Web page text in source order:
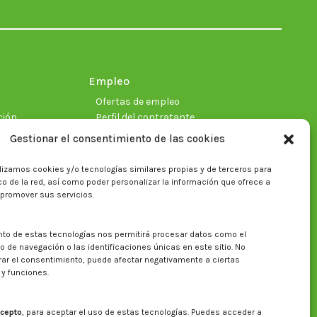
Gestionar el consentimiento de las cookies
cookies y/o tecnologías similares propias y de terceros para
de la red, así como poder personalizar la información que ofrece a
sus servicios.
de estas tecnologías nos permitirá procesar datos como el
de navegación o las identificaciones únicas en este sitio. No
el consentimiento, puede afectar negativamente a ciertas
funciones.
, para aceptar el uso de estas tecnologías. Puedes acceder a
new new new new new new
Empleo
Ofertas de empleo
Perfil del contratante
Buscar en la web del CITA
Buscar: